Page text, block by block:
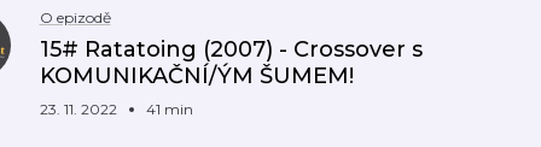
O epizodě
15# Ratatoing (2007) - Crossover s
KOMUNIKAČNÍ/ÝM ŠUMEM!
23. 11. 2022 41 min